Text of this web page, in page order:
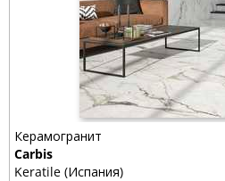
Керамогранит
Carbis
Keratile (Испания)